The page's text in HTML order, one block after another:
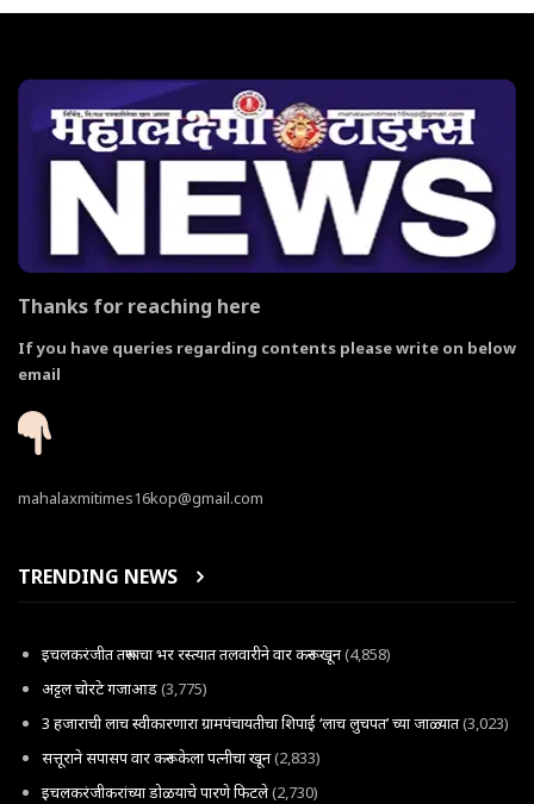
Thanks for reaching here
If you have queries regarding contents please write on below
email
mahalaxmitimes16kop@gmail.com
TRENDING NEWS
इचलकरंजीत तरूणाचा भर रस्त्यात तलवारीने वार करून खून(4,858)
अट्टल चोरटे गजाआड(3,775)
3 हजाराची लाच स्वीकारणारा ग्रामपंचायतीचा शिपाई ‘लाच लुचपत’ च्या जाळ्यात(3,023)
सत्तूराने सपासप वार करून केला पत्नीचा खून(2,833)
इचलकरंजीकरांच्या डोळयाचे पारणे फिटले(2,730)